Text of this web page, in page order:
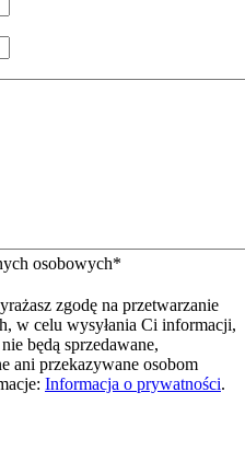
osobowych*
zgodę na przetwarzanie
w celu wysyłania Ci informacji,
będą sprzedawane,
ani przekazywane osobom
Informacja o prywatności.